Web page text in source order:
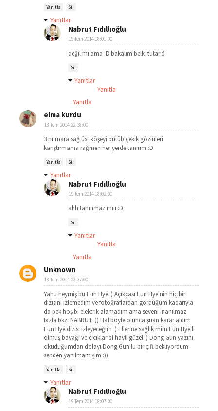
Yanıtla Sil
Yanıtlar
Nabrut Fıdıllıoğlu
19 Tem 2014 18:01:00
değil mi ama :D bakalım belki tutar :)
Sil
Yanıtlar
Yanıtla
Yanıtla
elma kurdu
18 Tem 2014 22:38:00
3 numara sağ üst köşeyi bütüb çekik gözlüleri
karıştırmama rağmen her yerde tanırım :D
Yanıtla Sil
Yanıtlar
Nabrut Fıdıllıoğlu
19 Tem 2014 18:02:00
ahh tanınmaz mııı :D
Sil
Yanıtlar
Yanıtla
Yanıtla
Unknown
18 Tem 2014 23:37:00
Yahu neymiş bu Eun Hye :) Açıkçası Eun Hye'nin hiç bir
dizisini izlemedim ve fotoğraflardan gördüğüm kadarıyla
da pek hoş bi elektrik alamadım ama seveni inanılmaz
fazla bkz. NABRUT :)) Hal böyle olunca şuan karar aldım
Eun Hye dizisi izleyeceğim :) Ellerine sağlık mim Eun Hye'li
olmuş bayağı ve çıcıklar bi hayli güzel :) Dong Gun yazını
okuduğumdan dolayı Dong Gun'lu bir çift bekliyordum
senden yanılmamışım :))
Yanıtla Sil
Yanıtlar
Nabrut Fıdıllıoğlu
19 Tem 2014 18:07:00